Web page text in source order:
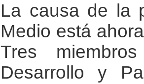
La causa de la
Medio está
Tres
Desarrollo y